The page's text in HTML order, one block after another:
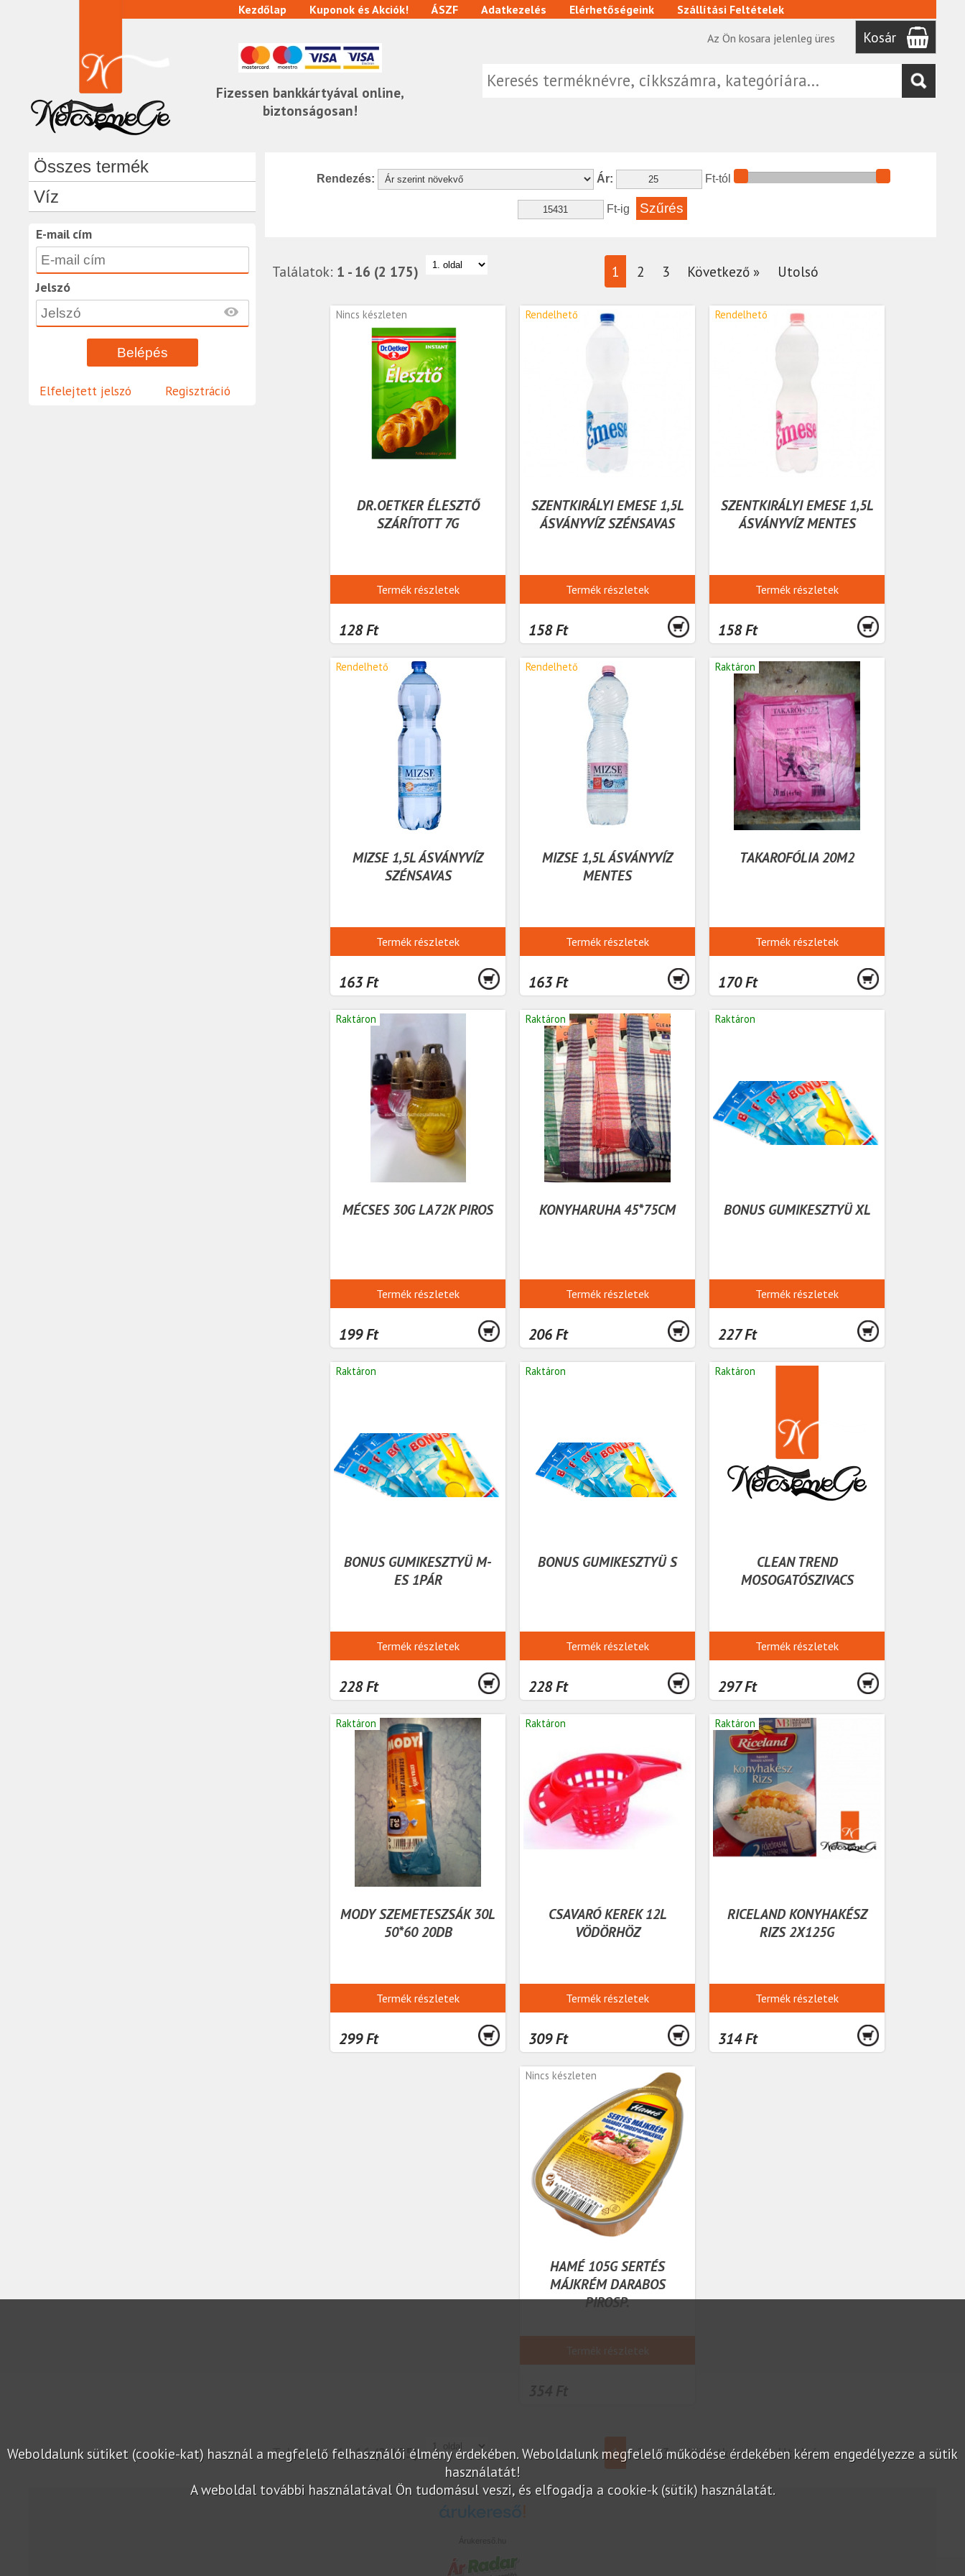
Fizessen bankkártyával online,
biztonságosan!
Kezdőlap Kuponok és Akciók! ÁSZF Adatkezelés Elérhetőségeink
Szállítási Feltételek
Az Ön kosara jelenleg üres
Kosár
Összes termék
Víz
E-mail cím
Jelszó
Elfelejtett jelszó Regisztráció
Rendezés: Ár: Ft-tól
Ft-ig
Találatok: 1 - 16 (2 175) 1 2 3 Következő » Utolsó
Nincs készleten
DR.OETKER ÉLESZTŐ
SZÁRÍTOTT 7G
Termék részletek
128 Ft
Rendelhető
SZENTKIRÁLYI EMESE 1,5L
ÁSVÁNYVÍZ SZÉNSAVAS
Termék részletek
158 Ft
Rendelhető
SZENTKIRÁLYI EMESE 1,5L
ÁSVÁNYVÍZ MENTES
Termék részletek
158 Ft
Rendelhető
MIZSE 1,5L ÁSVÁNYVÍZ
SZÉNSAVAS
Termék részletek
163 Ft
Rendelhető
MIZSE 1,5L ÁSVÁNYVÍZ
MENTES
Termék részletek
163 Ft
Raktáron
TAKAROFÓLIA 20M2
Termék részletek
170 Ft
Raktáron
MÉCSES 30G LA72K PIROS
Termék részletek
199 Ft
Raktáron
KONYHARUHA 45*75CM
Termék részletek
206 Ft
Raktáron
BONUS GUMIKESZTYÜ XL
Termék részletek
227 Ft
Raktáron
BONUS GUMIKESZTYÜ M-
ES 1PÁR
Termék részletek
228 Ft
Raktáron
BONUS GUMIKESZTYÜ S
Termék részletek
228 Ft
Raktáron
CLEAN TREND
MOSOGATÓSZIVACS
Termék részletek
297 Ft
Raktáron
MODY SZEMETESZSÁK 30L
50*60 20DB
Termék részletek
299 Ft
Raktáron
CSAVARÓ KEREK 12L
VÖDÖRHÖZ
Termék részletek
309 Ft
Raktáron
RICELAND KONYHAKÉSZ
RIZS 2X125G
Termék részletek
314 Ft
Nincs készleten
HAMÉ 105G SERTÉS
MÁJKRÉM DARABOS
PIROSP.
Termék részletek
Találatok:1 - 16 (2 175) 1 2 3 Következő » Utolsó
Weboldalunk sütiket (cookie-kat) használ a megfelelő felhasználói élmény érdekében. Weboldalunk megfelelő működése érdekében kérem engedélyezze a sütik
használatát!
A weboldal további használatával Ön tudomásul veszi, és elfogadja a cookie-k (sütik) használatát.